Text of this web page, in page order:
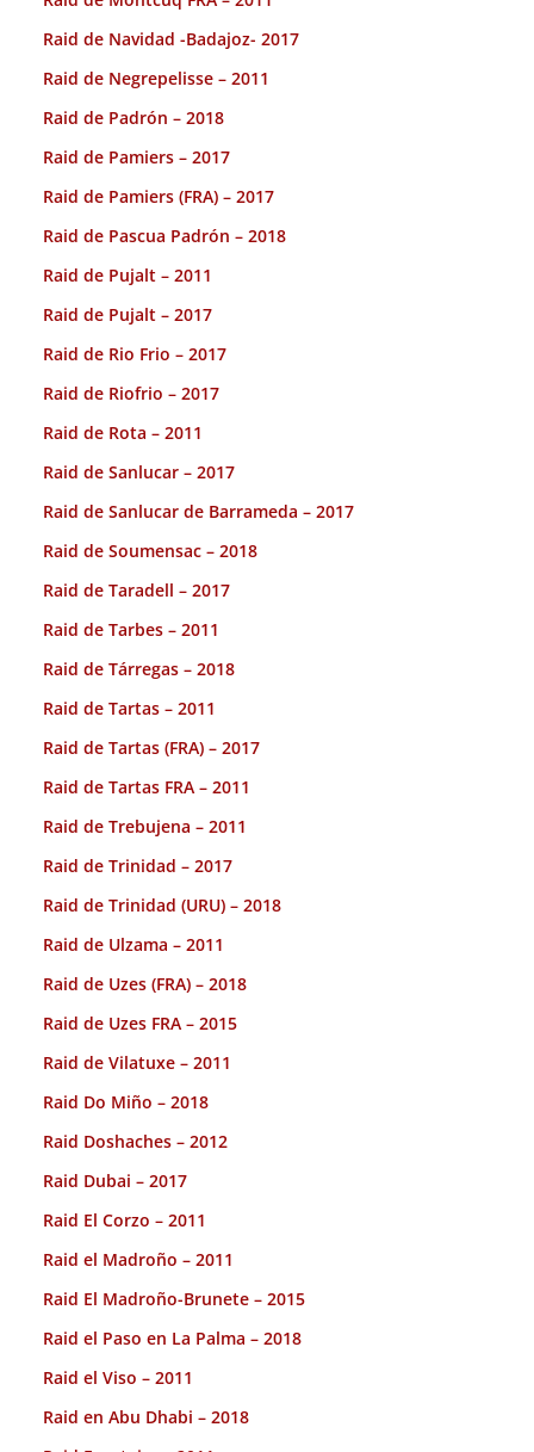
Raid de Navidad -Badajoz- 2017
Raid de Negrepelisse – 2011
Raid de Padrón – 2018
Raid de Pamiers – 2017
Raid de Pamiers (FRA) – 2017
Raid de Pascua Padrón – 2018
Raid de Pujalt – 2011
Raid de Pujalt – 2017
Raid de Rio Frio – 2017
Raid de Riofrio – 2017
Raid de Rota – 2011
Raid de Sanlucar – 2017
Raid de Sanlucar de Barrameda – 2017
Raid de Soumensac – 2018
Raid de Taradell – 2017
Raid de Tarbes – 2011
Raid de Tárregas – 2018
Raid de Tartas – 2011
Raid de Tartas (FRA) – 2017
Raid de Tartas FRA – 2011
Raid de Trebujena – 2011
Raid de Trinidad – 2017
Raid de Trinidad (URU) – 2018
Raid de Ulzama – 2011
Raid de Uzes (FRA) – 2018
Raid de Uzes FRA – 2015
Raid de Vilatuxe – 2011
Raid Do Miño – 2018
Raid Doshaches – 2012
Raid Dubai – 2017
Raid El Corzo – 2011
Raid el Madroño – 2011
Raid El Madroño-Brunete – 2015
Raid el Paso en La Palma – 2018
Raid el Viso – 2011
Raid en Abu Dhabi – 2018